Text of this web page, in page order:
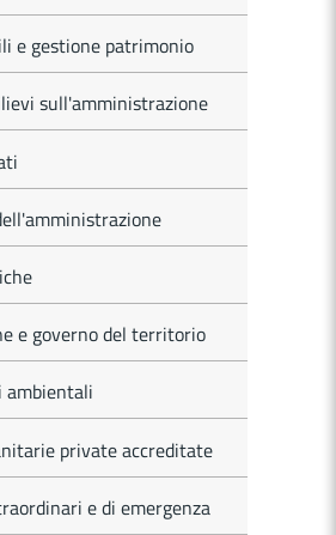
e gestione patrimonio
sull'amministrazione
e governo del territorio
ambientali
private accreditate
e di emergenza